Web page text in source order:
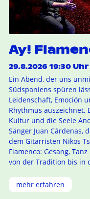
Ay!
29.8.2026 19:30 Uhr
Ein Abend, der uns
Südspaniens spüren
Leidenschaft, Emoción
Rhythmus auszeichnet.
Kultur und die Seele
Sänger Juan Cárdenas,
dem Gitarristen Nikos
Flamenco: Gesang,
von der Tradition bis in
mehr erfahren